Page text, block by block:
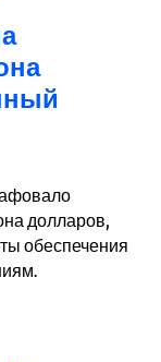
долларов,
обеспечения